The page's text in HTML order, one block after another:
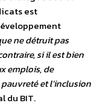
est
ne détruit pas
si il est bien
emplois, de
et l’inclusion
du BIT.